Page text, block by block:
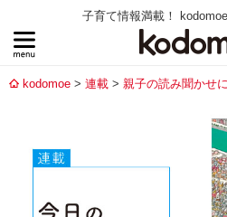
子育て情報満載！
kodomoe 連載 親子の読み聞かせ